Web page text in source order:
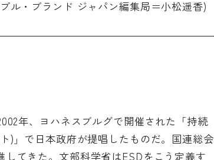
ル・ブランド ジャパン編集局＝小松遥香)
年、ヨハネスブルグで開催された「持続
)」で日本政府が提唱したものだ。国連総会
てきた。文部科学省はESDをこう定義す